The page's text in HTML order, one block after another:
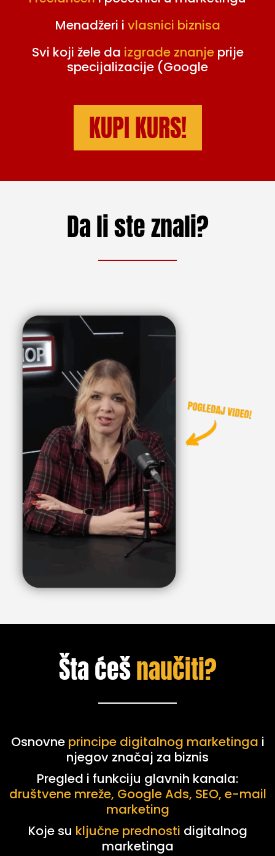
Menadžeri i vlasnici biznisa
Svi koji žele da izgrade znanjeprije
specijalizacije (Google
KUPI KURS!
Da li ste znali?
Šta ćešnaučiti?
Osnovne principe digitalnog marketinga i
njegov značaj za biznis
Pregled i funkciju glavnih kanala:
društvene mreže, Google Ads, SEO, e-mail
marketing
Koje su ključne prednosti digitalnog
marketinga